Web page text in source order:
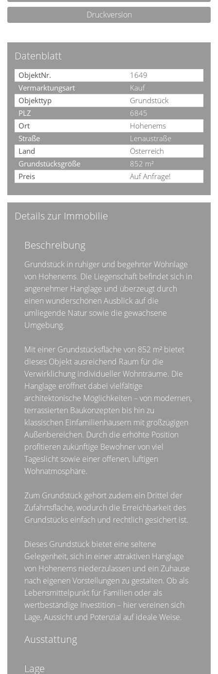
Druckversion
Datenblatt
ObjektNr.
1649
Vermarktungsart
Kauf
Objekttyp
Grundstück
PLZ
6845
Ort
Hohenems
Straße
Lenaustraße
Land
Österreich
Grundstücksgröße
852 m²
Preis
Auf Anfrage!
Details zur Immobilie
Beschreibung
Grundstück in ruhiger und begehrter Wohnlage
von Hohenems. Die Liegenschaft befindet sich in
angenehmer Hanglage und überzeugt durch
einen wunderschönen Ausblick auf die
umliegende Natur sowie die gewachsene
Umgebung.
Mit einer Grundstücksfläche von 852 m² bietet
dieses Objekt ausreichend Raum für die
Verwirklichung individueller Wohnträume. Die
Hanglage eröffnet dabei vielfältige
architektonische Möglichkeiten – von modernen,
terrassierten Baukonzepten bis hin zu
klassischen Einfamilienhäusern mit großzügigen
Außenbereichen. Durch die erhöhte Position
profitieren zukünftige Bewohner von viel
Tageslicht sowie einer offenen, luftigen
Wohnatmosphäre.
Zum Grundstück gehört zudem ein Drittel der
Zufahrtsfläche, wodurch die Erreichbarkeit des
Grundstücks einfach und rechtlich gesichert ist.
Dieses Grundstück bietet eine seltene
Gelegenheit, sich in einer attraktiven Hanglage
von Hohenems niederzulassen und ein Zuhause
nach eigenen Vorstellungen zu gestalten. Ob als
Lebensmittelpunkt für Familien oder als
wertbeständige Investition – hier vereinen sich
Lage, Aussicht und Potenzial auf ideale Weise.
Ausstattung
Lage